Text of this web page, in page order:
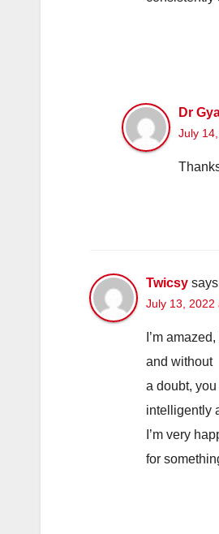
Dr
July
Twicsy
July 13, 2022
I’m
and without
a doubt,
intelligently
I’m very
for